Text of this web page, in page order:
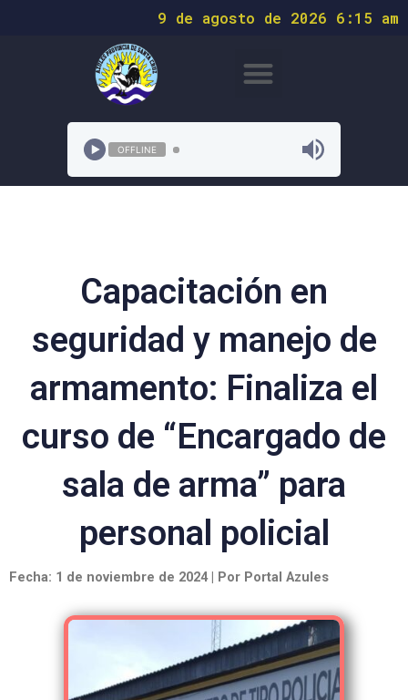
9 de agosto de 2026 6:15 am
OFFLINE
Capacitación en
seguridad y manejo de
armamento: Finaliza el
curso de “Encargado de
sala de arma” para
personal policial
Fecha: 1 de noviembre de 2024 | Por Portal Azules